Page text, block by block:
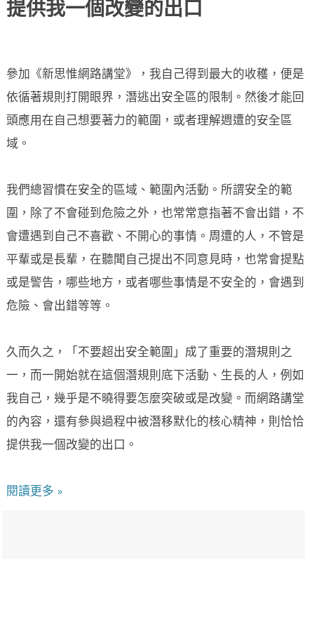
提供我一個改變的出口
參加《新思惟網路講堂》，我自己得到最大的收穫，便是
依循著規則打開眼界，潛逃出安全區的限制。然後才能回
頭應用在自己想要著力的範圍，或者理解週遭的安全區
域。
我們總習慣在安全的區域、範圍內活動。所謂安全的範
圍，除了不會碰到危險之外，也常常意指著不會出錯，不
會遭遇到自己不喜歡、不開心的事情。周遭的人，不管是
平輩或是長輩，在聽聞自己提出不同意見時，也常會提點
或是警告，哪些地方，或者哪些事情是不安全的，會遇到
危險、會出錯等等。
久而久之，「不要超出安全範圍」成了重要的潛規則之
一，而一開始就在這個潛規則底下活動、生長的人，例如
我自己，幾乎是不曉得要怎麼突破或是改變。而網路講堂
的內容，還有參與過程中被潛移默化的核心精神，則恰恰
提供我一個改變的出口。
閱讀更多 »